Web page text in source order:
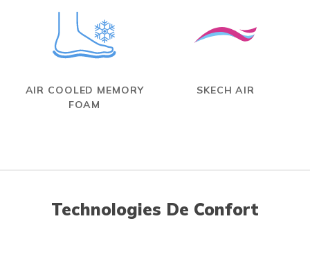
AIR COOLED MEMORY
FOAM
SKECH AIR
Technologies De Confort